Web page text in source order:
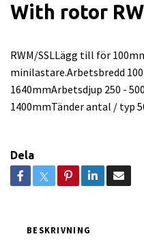
With rotor
RWM/SSLLägg till för
minilastare.Arbetsbredd
1640mmArbetsdjup 250 -
1400mmTänder antal / typ
Dela
BESKRIVNING